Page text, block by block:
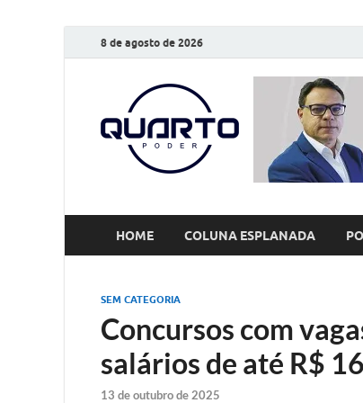
8 de agosto de 2026
O
Notícias todos os
HOME COLUNA ESPLANADA
SEM CATEGORIA
Concursos com
salários de até R$
13 de outubro de 2025